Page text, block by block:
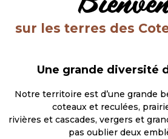
sur les terres des
Une grande diversité
Notre territoire est d’une grande
coteaux et reculées,
rivières et cascades, vergers et
pas oublier deux